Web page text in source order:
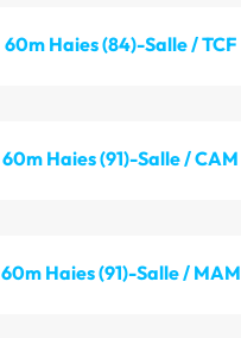
60m Haies (84)-Salle / TCF
60m Haies (91)-Salle / CAM
60m Haies (91)-Salle / MAM